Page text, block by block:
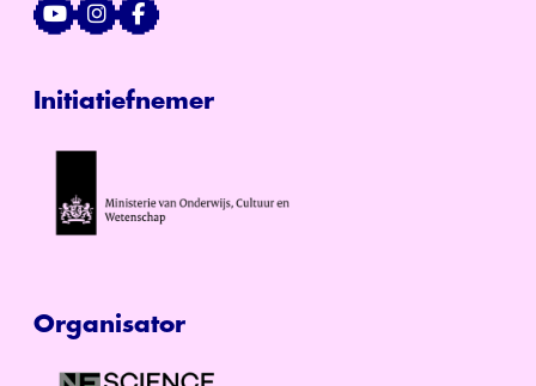
Initiatiefnemer
Organisator